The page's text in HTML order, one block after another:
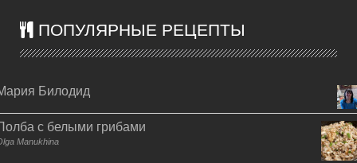
ПОПУЛЯРНЫЕ РЕЦЕПТЫ
Билодид
с белыми грибами
Manukhina